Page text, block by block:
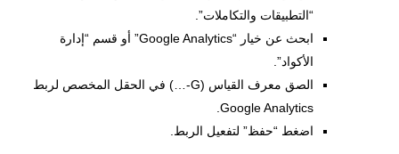
“التطبيقات والتكاملات”.
ابحث عن خيار “Google Analytics” أو قسم “إدارة
الأكواد”.
الصق معرف القياس (G-…) في الحقل المخصص لربط
Google Analytics.
اضغط “حفظ” لتفعيل الربط.